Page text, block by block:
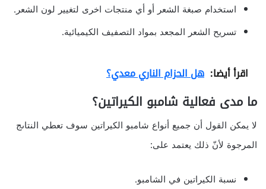
استخدام صبغة الشعر أو أي منتجات اخرى لتغيير لون الشعر.
تسريح الشعر المجعد بمواد التصفيف الكيميائية.
اقرأ أيضا: هل الحزام الناري معدي؟
ما مدى فعالية شامبو الكيراتين؟
لا يمكن القول أن جميع أنواع شامبو الكيراتين سوف تعطي النتاىج
المرجوة لأنّ ذلك يعتمد على:
نسبة الكيراتين في الشامبو.